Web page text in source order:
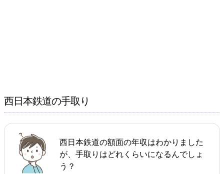
西日本鉄道の手取り
西日本鉄道の額面の年収はわかりました
が、手取りはどれくらいになるんでしょ
う？